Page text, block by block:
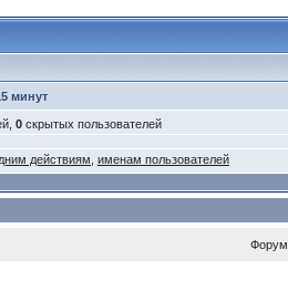
минут
0 скрытых пользователей
действиям именам пользователей
Форум